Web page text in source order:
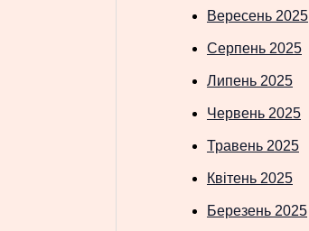
Вересень 2025
Серпень 2025
Липень 2025
Червень 2025
Травень 2025
Квітень 2025
Березень 2025